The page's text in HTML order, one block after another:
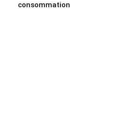
consommation